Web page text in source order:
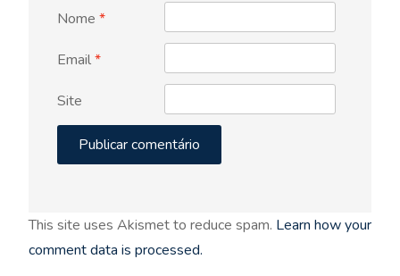
Nome *
Email*
Site
This site uses Akismet to reduce spam. Learn how your
comment data is processed.